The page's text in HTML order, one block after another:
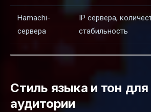
Hamachi-
сервера
IP сервера,
стабильность
Стиль языка и тон для
аудитории